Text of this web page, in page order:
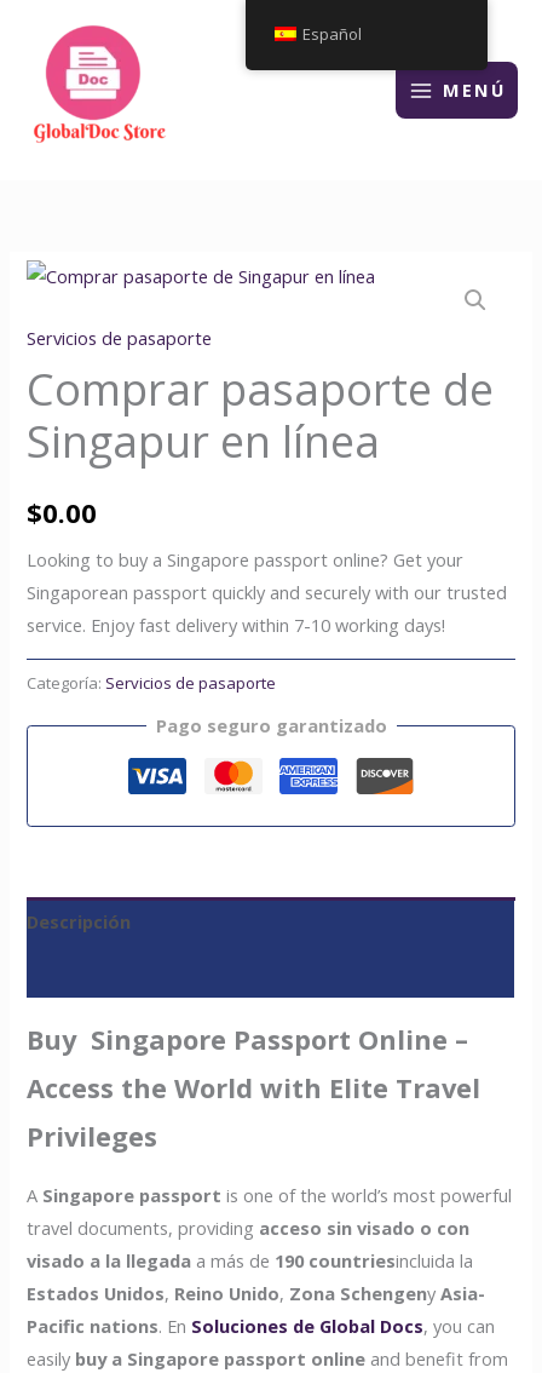
contenido
MENÚ
Servicios de pasaporte
Comprar pasaporte de
Singapur en línea
$0.00
Looking to buy a Singapore passport online? Get your
Singaporean passport quickly and securely with our trusted
service. Enjoy fast delivery within 7-10 working days!
Categoría: Servicios de pasaporte
Pago seguro garantizado
Descripción
Buy Singapore Passport Online –
Access the World with Elite Travel
Privileges
A Singapore passport is one of the world’s most powerful
travel documents, providing acceso sin visado o con
visado a la llegada a más de 190 countriesincluida la
Estados Unidos, Reino Unido, Zona SchengenyAsia-
Pacific nations. En Soluciones de Global Docs, you can
easily buy a Singapore passport online and benefit from
Español